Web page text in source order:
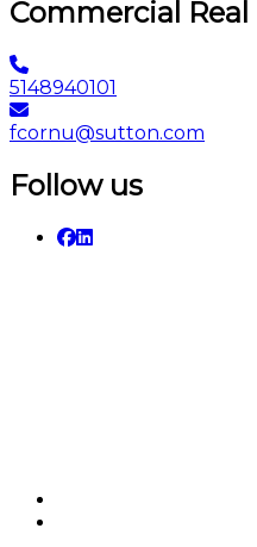
Commercial
5148940101
fcornu@sutton.com
Follow us